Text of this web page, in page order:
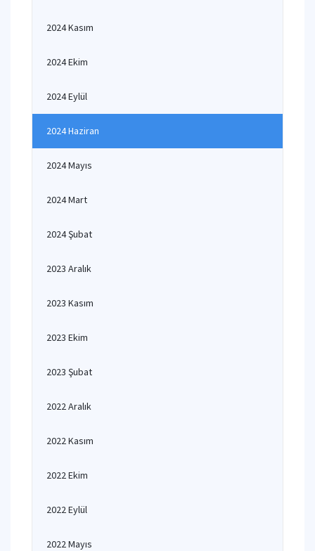
2024 Kasım
2024 Ekim
2024 Eylül
2024 Haziran
2024 Mayıs
2024 Mart
2024 Şubat
2023 Aralık
2023 Kasım
2023 Ekim
2023 Şubat
2022 Aralık
2022 Kasım
2022 Ekim
2022 Eylül
2022 Mayıs